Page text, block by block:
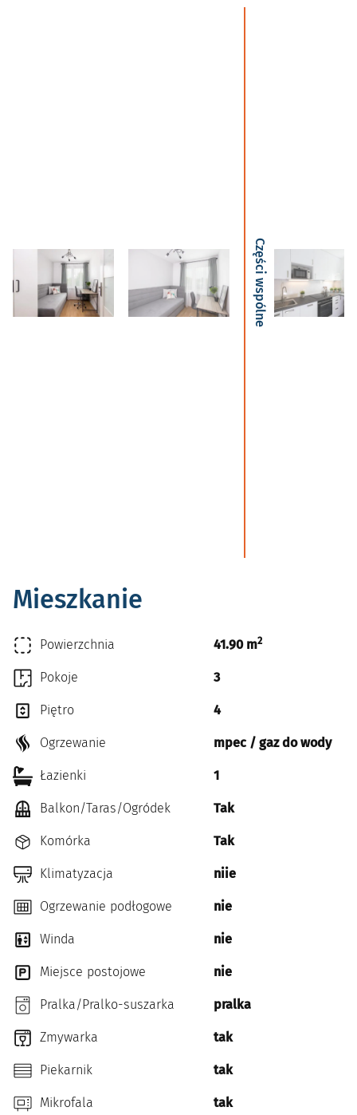
Części wspólne
Mieszkanie
Powierzchnia 41.90 m2
Pokoje 3
Piętro 4
Ogrzewanie mpec / gaz do wody
Łazienki 1
Balkon/Taras/Ogródek Tak
Komórka Tak
Klimatyzacja niie
Ogrzewanie podłogowe nie
Winda nie
Miejsce postojowe nie
Pralka/Pralko-suszarka pralka
Zmywarka tak
Piekarnik tak
Mikrofala tak